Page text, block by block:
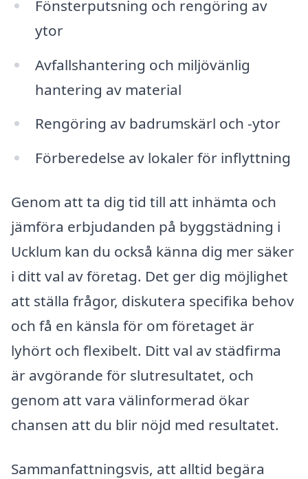
Fönsterputsning och rengöring av
ytor
Avfallshantering och miljövänlig
hantering av material
Rengöring av badrumskärl och -ytor
Förberedelse av lokaler för inflyttning
Genom att ta dig tid till att inhämta och
jämföra erbjudanden på byggstädning i
Ucklum kan du också känna dig mer säker
i ditt val av företag. Det ger dig möjlighet
att ställa frågor, diskutera specifika behov
och få en känsla för om företaget är
lyhört och flexibelt. Ditt val av städfirma
är avgörande för slutresultatet, och
genom att vara välinformerad ökar
chansen att du blir nöjd med resultatet.
Sammanfattningsvis, att alltid begära